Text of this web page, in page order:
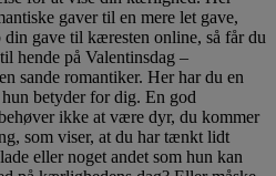
gaver til en mere let gave,
gave til kæresten online, så får du
hende på Valentinsdag –
sande romantiker. Her har du en
betyder for dig. En god
ikke at være dyr, du kommer
som viser, at du har tænkt lidt
eller noget andet som hun kan